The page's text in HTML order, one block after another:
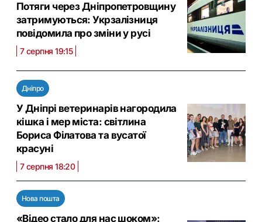
Потяги через Дніпропетровщину
затримуються: Укрзалізниця
повідомила про зміни у русі
7 серпня 19:15
Дніпро
У Дніпрі ветеринарів нагородила
кішка і мер міста: світлина
Бориса Філатова та вусатої
красуні
7 серпня 18:20
Нова пошта
«Відео стало для нас шоком»: